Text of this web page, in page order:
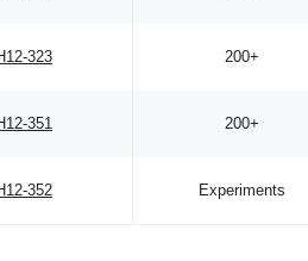
323 200+
351 200+
352 Experiments